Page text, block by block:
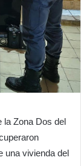
la Zona Dos del
una vivienda del